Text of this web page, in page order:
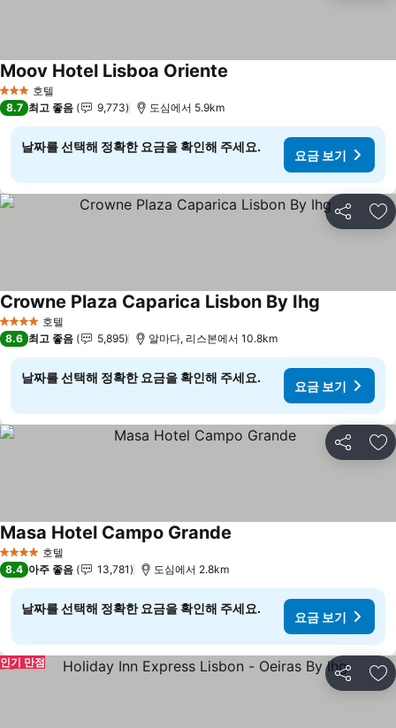
3 성급 호텔
Moov Hotel Lisboa Oriente
8.7 최고 좋음 9,773 도심에서 5.9km
날짜를 선택해 정확한 요금을 확인해 주세요.
요금 보기
공유 즐
4 성급 호텔
Crowne Plaza Caparica Lisbon By Ihg
8.6 최고 좋음 5,895 알마다, 리스본에서 10.8km
날짜를 선택해 정확한 요금을 확인해 주세요.
요금 보기
공유 즐
4 성급 호텔
Masa Hotel Campo Grande
8.4 아주 좋음 13,781 도심에서 2.8km
날짜를 선택해 정확한 요금을 확인해 주세요.
요금 보기
공유 즐
인기 만점